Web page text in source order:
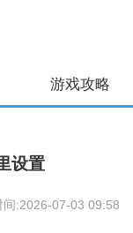
游戏攻略
设置
间:2026-07-03 09:58